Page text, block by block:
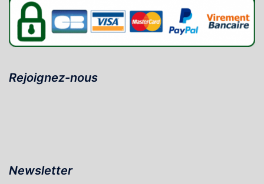
Rejoignez-nous
Newsletter